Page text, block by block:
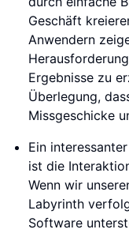
Geschäft
Anwendern
Ergebnisse zu
Überlegung,
Missgeschicke
Ein
ist die
Wenn wir
Labyrinth
Software